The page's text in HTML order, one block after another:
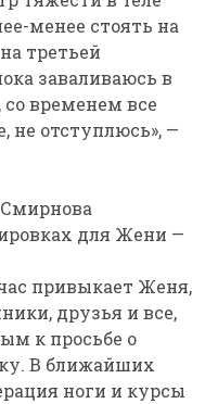
менее стоять на
третьей
заваливаюсь в
временем все
не отступлюсь», —
для Жени —
привыкает Женя,
друзья и все,
к просьбе о
В ближайших
ноги и курсы